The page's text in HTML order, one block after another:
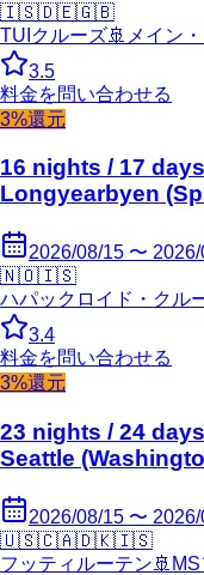
🇮🇸🇩🇪🇬🇧
TUIクルーズ🚢 メイン
3.5
料金を問い合わせる
3%還元
16 nights / 17
Longyearbyen
2026/08/15 〜
🇳🇴🇮🇸
ハパックロイド・クル
3.4
料金を問い合わせる
3%還元
23 nights / 24
Seattle
2026/08/15 〜
🇺🇸🇨🇦🇩🇰🇮🇸
フッティルーテン 🚢